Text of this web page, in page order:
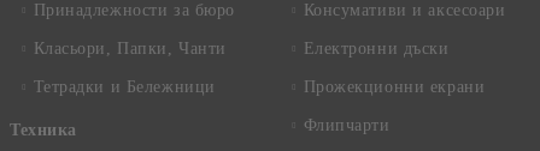
Принадлежности за бюро
Класьори, Папки, Чанти
Тетрадки и Бележници
Техника
Консумативи и аксесоари
Електронни дъски
Прожекционни екрани
Флипчарти